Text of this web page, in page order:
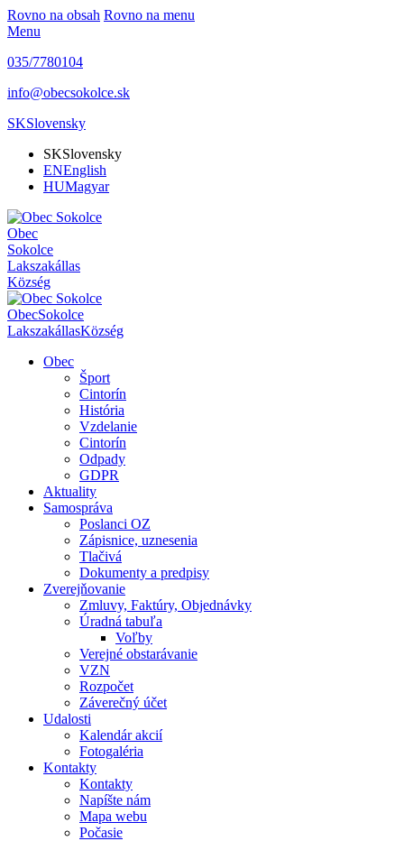
Rovno na obsah Rovno na menu
Menu
035/7780104
info@obecsokolce.sk
SKSlovensky
SKSlovensky
ENEnglish
HUMagyar
Obec
Sokolce
Lakszakállas
Község
ObecSokolce
LakszakállasKözség
Obec
Šport
Cintorín
História
Vzdelanie
Cintorín
Odpady
GDPR
Aktuality
Samospráva
Poslanci OZ
Zápisnice, uznesenia
Tlačivá
Dokumenty a predpisy
Zverejňovanie
Zmluvy, Faktúry, Objednávky
Úradná tabuľa
Voľby
Verejné obstarávanie
VZN
Rozpočet
Záverečný účet
Udalosti
Kalendár akcií
Fotogaléria
Kontakty
Kontakty
Napíšte nám
Mapa webu
Počasie